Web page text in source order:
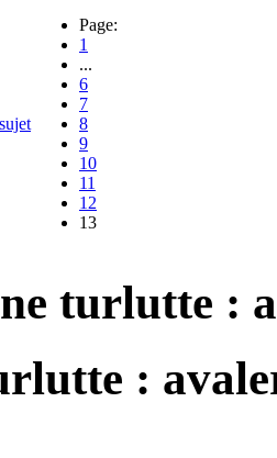
Page:
1
...
6
7
8
9
10
11
12
13
turlutte :
: